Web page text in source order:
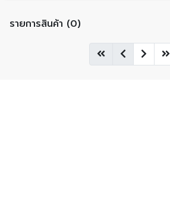
รายการสินค้า (0)